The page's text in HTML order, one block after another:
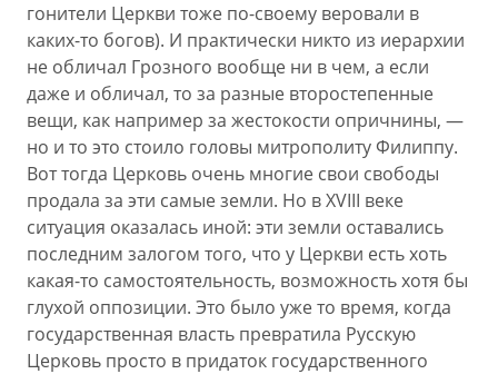
гонители Церкви тоже по-своему веровали в
каких-то богов). И практически никто из иерархии
не обличал Грозного вообще ни в чем, а если
даже и обличал, то за разные второстепенные
вещи, как например за жестокости опричнины, —
но и то это стоило головы митрополиту Филиппу.
Вот тогда Церковь очень многие свои свободы
продала за эти самые земли. Но в XVIII веке
ситуация оказалась иной: эти земли оставались
последним залогом того, что у Церкви есть хоть
какая-то самостоятельность, возможность хотя бы
глухой оппозиции. Это было уже то время, когда
государственная власть превратила Русскую
Церковь просто в придаток государственного